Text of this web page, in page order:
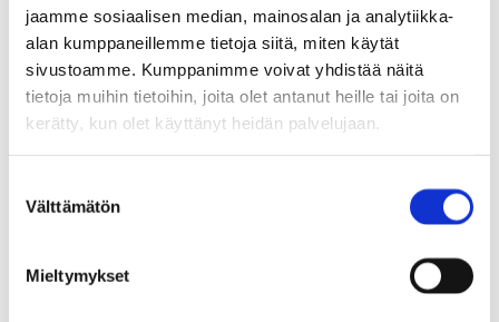
jaamme sosiaalisen median, mainosalan ja analytiikka-
alan kumppaneillemme tietoja siitä, miten käytät
sivustoamme. Kumppanimme voivat yhdistää näitä
tietoja muihin tietoihin, joita olet antanut heille tai joita on
kerätty, kun olet käyttänyt heidän palvelujaan.
Välttämätön
Mieltymykset
Kaikille avoimet tutustumiskierrokset tarjoavat
mahdollisuuden vierailla tiloissa. Kierrokset
järjestetään keskiviikkona 3.12. kello 17 ja 18, ja
niihin on ilmoittauduttava ennakkoon. Voit
esitellään kunnan yhteiskäyttötiloja. Tuusulalla